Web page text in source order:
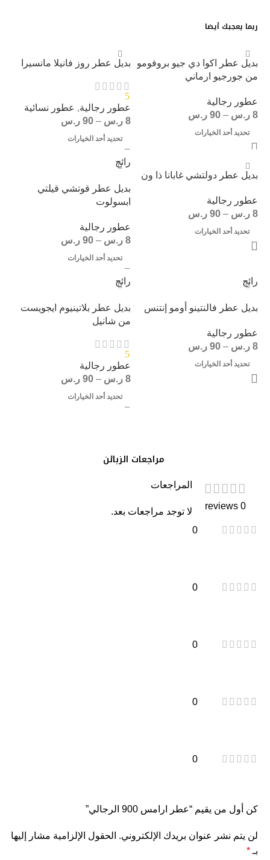
ربما يعجبك أيضا
بديل عطر اكوا دي جيو بروفومو
من جورجيو ارماني
عطور رجالية
8 ر.س –
90 ر.س
تحديد أحد الخيارات
بديل عطر روز فانيلا مانسيرا
5
عطور رجالية, عطور نسائية
8 ر.س –
90 ر.س
تحديد أحد الخيارات
بديل عطر دولتشي غابانا ذا ون
عطور رجالية
8 ر.س –
90 ر.س
تحديد أحد الخيارات
رائج
بديل عطر قوتشي قيلتي
ابسولوت
عطور رجالية
8 ر.س –
90 ر.س
تحديد أحد الخيارات
رائج
بديل عطر فالنتينو أومو إنتنس
عطور رجالية
8 ر.س –
90 ر.س
تحديد أحد الخيارات
رائج
بديل عطر بلاتينيوم ايجويست
من شانيل
5
عطور رجالية
8 ر.س –
90 ر.س
تحديد أحد الخيارات
مراجعات الزبائن
0 reviews
0
0
0
0
0
المراجعات
لا توجد مراجعات بعد.
كن أول من يقيم “عطر ارامس 900 الرجالي”
لن يتم نشر عنوان بريدك الإلكتروني. الحقول الإلزامية مشار إليها
بـ*